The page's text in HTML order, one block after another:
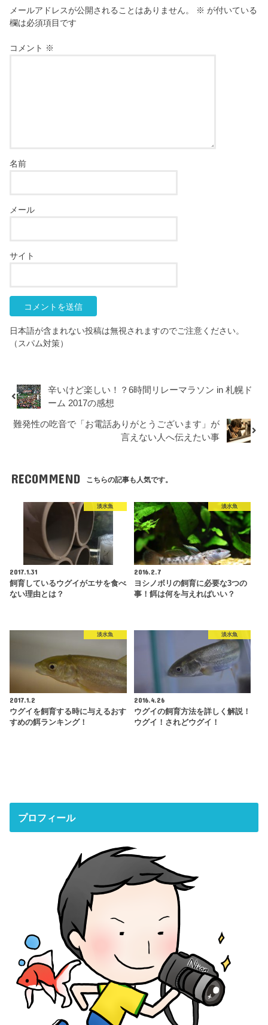
メールアドレスが公開されることはありません。 ※ が付いている
欄は必須項目です
コメント ※
名前
メール
サイト
日本語が含まれない投稿は無視されますのでご注意ください。
（スパム対策）
辛いけど楽しい！？6時間リレーマラソン in 札幌ド
ーム 2017の感想
難発性の吃音で「お電話ありがとうございます」が
言えない人へ伝えたい事
RECOMMEND こちらの記事も人気です。
淡水魚
2017.1.31
飼育しているウグイがエサを食べ
ない理由とは？
淡水魚
2016.2.7
ヨシノボリの飼育に必要な3つの
事！餌は何を与えればいい？
淡水魚
2017.1.2
ウグイを飼育する時に与えるおす
すめの餌ランキング！
淡水魚
2016.4.26
ウグイの飼育方法を詳しく解説！
ウグイ！されどウグイ！
プロフィール